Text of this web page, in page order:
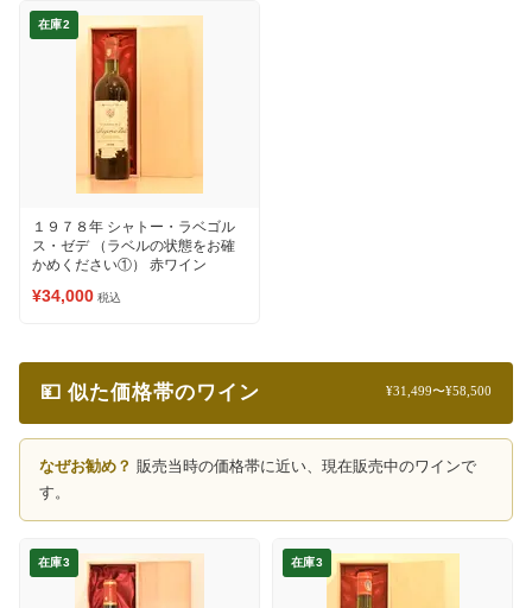
在庫2
１９７８年 シャトー・ラベゴル
ス・ゼデ （ラベルの状態をお確
かめください①） 赤ワイン
¥34,000 税込
💴 似た価格帯のワイン ¥31,499〜¥58,500
なぜお勧め？ 販売当時の価格帯に近い、現在販売中のワインで
す。
在庫3 在庫3